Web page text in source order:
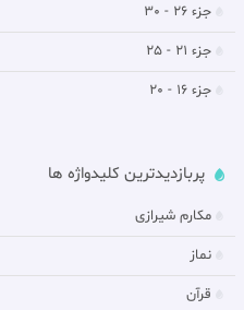
جزء 26 - 30
جزء 21 - 25
جزء 16 - 20
پربازدیدترین کلیدواژه ها
مکارم شیرازی
نماز
قرآن